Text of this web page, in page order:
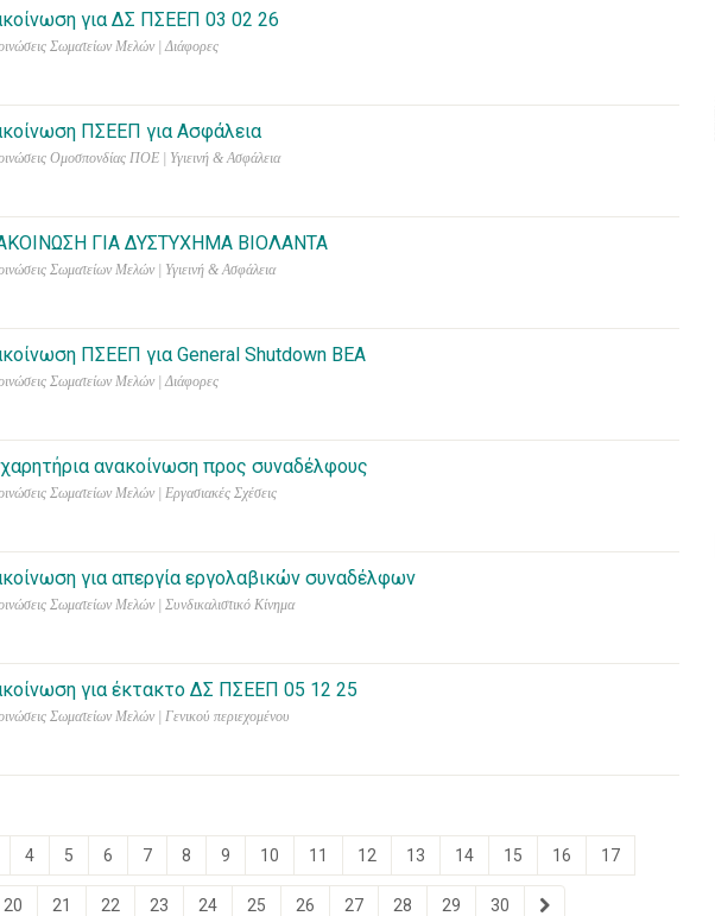
για ΔΣ ΠΣΕΕΠ 03 02 26
Σωματείων Μελών | Διάφορες
ΠΣΕΕΠ για Ασφάλεια
Ομοσπονδίας ΠΟΕ | Υγιεινή & Ασφάλεια
ΓΙΑ ΔΥΣΤΥΧΗΜΑ ΒΙΟΛΑΝΤΑ
Σωματείων Μελών | Υγιεινή & Ασφάλεια
ΠΣΕΕΠ για General Shutdown ΒΕΑ
Σωματείων Μελών | Διάφορες
ανακοίνωση προς συναδέλφους
Σωματείων Μελών | Εργασιακές Σχέσεις
για απεργία εργολαβικών συναδέλφων
Σωματείων Μελών | Συνδικαλιστικό Κίνημα
για έκτακτο ΔΣ ΠΣΕΕΠ 05 12 25
Σωματείων Μελών | Γενικού περιεχομένου
4 5 6 7 8 9 10 11 12 13 14 15 16 17
20 21 22 23 24 25 26 27 28 29 30